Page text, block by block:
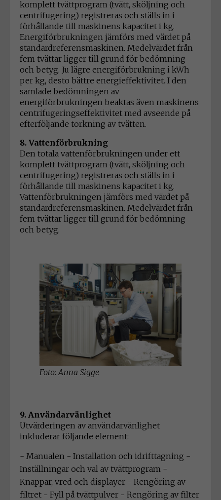
komplett tvättprogram (tvätt, sköljning och
centrifugering) registreras och ställs in i
förhållande till maskinens kapacitet i kg.
Energiförbrukningen jämförs med värdet på
standardreferensmaskinen. Medelvärdet från
fem tvättar ligger till grund för bedömning
och betyg. Ju lägre energiförbrukning i kWh
per kg, desto bättre energieffektivitet. I den
samlade bedömningen av
energiförbrukningen beaktas även maskinens
centrifugeringseffektivitet med avseende på
efterföljande torkning av tvätten.
8. Vattenförbrukning
Den totala vattenförbrukningen under ett
komplett tvättprogram (tvätt, sköljning och
centrifugering) registreras och ställs in i
förhållande till maskinens kapacitet i kg.
Vattenförbrukningen jämförs med värdet på
standardreferensmaskinen. Medelvärdet från
fem tvättar ligger till grund för bedömning
och betyg.
Foto: Anna Sigge
9. Användarvänlighet
Utvärderingen av användarvänlighet
inkluderar följande element:
- Manualen - Installation och idrifttagning -
Inställningar och val av tvättprogram -
Knappar, vred och displayer - Rengöring av
filtret - Fyll på tvättpulver - Rengöring av filter